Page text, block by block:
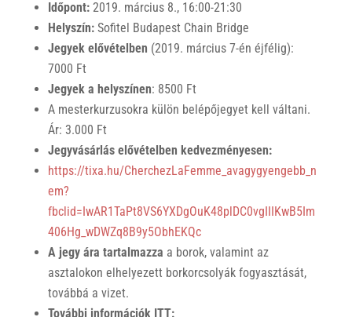
Időpont: 2019. március 8., 16:00-21:30
Helyszín:Sofitel Budapest Chain Bridge
Jegyek elővételben (2019. március 7-én éjfélig):
7000 Ft
Jegyek a helyszínen: 8500 Ft
A mesterkurzusokra külön belépőjegyet kell váltani.
Ár: 3.000 Ft
Jegyvásárlás elővételben kedvezményesen:
https://tixa.hu/CherchezLaFemme_avagygyengebb_n
em?
fbclid=IwAR1TaPt8VS6YXDgOuK48plDC0vgIIIKwB5Im
406Hg_wDWZq8B9y5ObhEKQc
A jegy ára tartalmazza a borok, valamint az
asztalokon elhelyezett borkorcsolyák fogyasztását,
továbbá a vizet.
További információk ITT: